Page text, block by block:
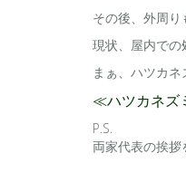
その後、外周り
現状、屋内での
まぁ、ハツカネ
≪ハツカネズ
P.S.
両家代表の挨拶